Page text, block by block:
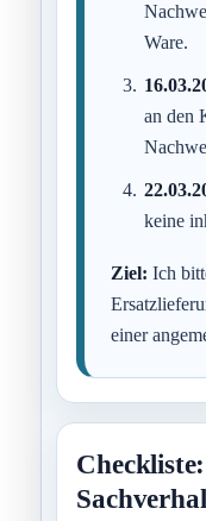
Ware.
an den
keine
Ziel: Ich
einer